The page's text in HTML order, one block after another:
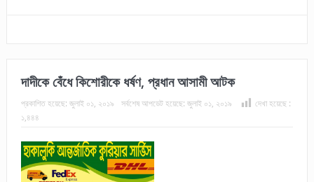
দাদীকে বেঁধে কিশোরীকে ধর্ষণ, প্রধান আসামী আটক
প্রকাশিত হয়েছে: জুলাই ০১, ২০১৯ সর্বশেষ আপডেট হয়েছে: জুলাই ০১, ২০১৯
দেখা হয়েছে :
১,৪৪৪